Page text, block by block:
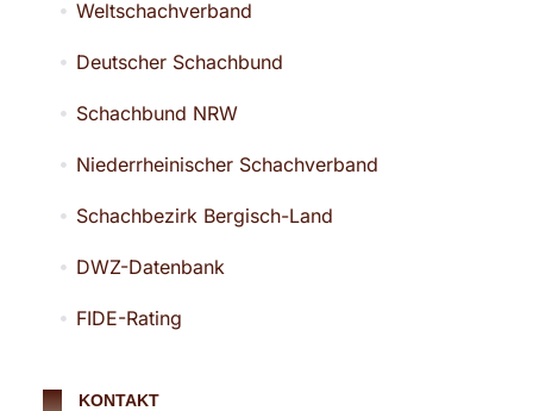
Weltschachverband
Deutscher Schachbund
Schachbund NRW
Niederrheinischer Schachverband
Schachbezirk Bergisch-Land
DWZ-Datenbank
FIDE-Rating
KONTAKT